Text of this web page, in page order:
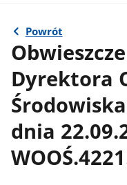
Powrót
Dyrektora
dnia